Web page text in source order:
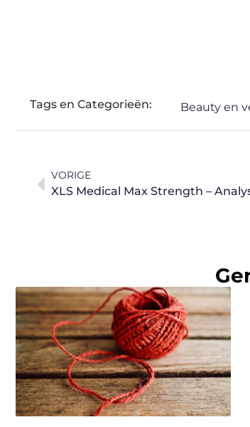
Tags en Categorieën: Beauty en
VORIGE
XLS Medical Max Strength –